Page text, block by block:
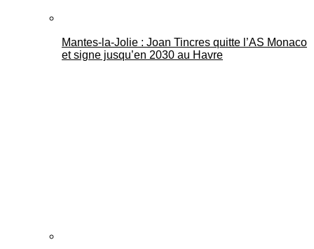
Mantes-la-Jolie : Joan Tincres quitte l’AS Monaco
et signe jusqu’en 2030 au Havre